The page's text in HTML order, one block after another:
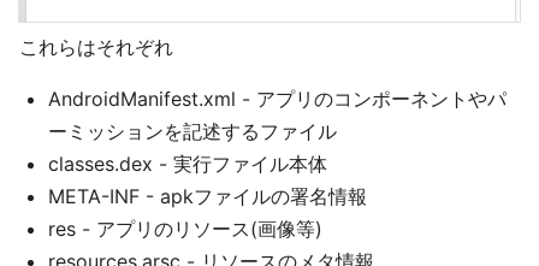
これらはそれぞれ
AndroidManifest.xml - アプリのコンポーネントやパ
ーミッションを記述するファイル
classes.dex - 実行ファイル本体
META-INF - apkファイルの署名情報
res - アプリのリソース(画像等)